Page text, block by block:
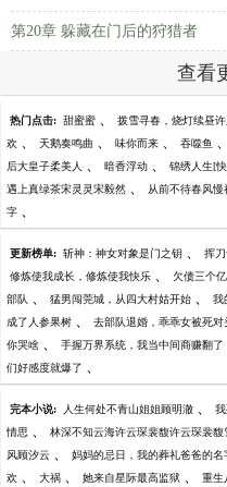
第20章 躲藏在门后的狩猎者
查看
热门点击: 甜蜜蜜 、 拨雪寻春，烧灯续昼
欢 、 天鹅奏鸣曲 、 味你而来 、 吞噬鱼 、
后大皇子柔美人 、 暗香浮动 、 锦绣人生[
遇上真绿茶宋灵灵宋毅然 、 从前不待春风慢
字 、
更新榜单: 斩神：神女对象是门之钥 、 挥刀
修炼使我成长，修炼使我快乐 、 欠债三个
部队 、 猛男闯莞城，从四大村姑开始 、 我
成了人参果树 、 去部队退婚，乖乖女被死对
你哭啥 、 手握万界系统，我当中间商赚翻了
们好感度就爆了 、
完本小说: 人生何处不青山姐姐顾明澈 、
情思 、 林深不知云海许云琛裴馥许云琛裴馥
风顾汐云 、 妈妈的忌日，我的葬礼爸爸的名
欢 、 大祸 、 她来自星际最高监狱 、 重生